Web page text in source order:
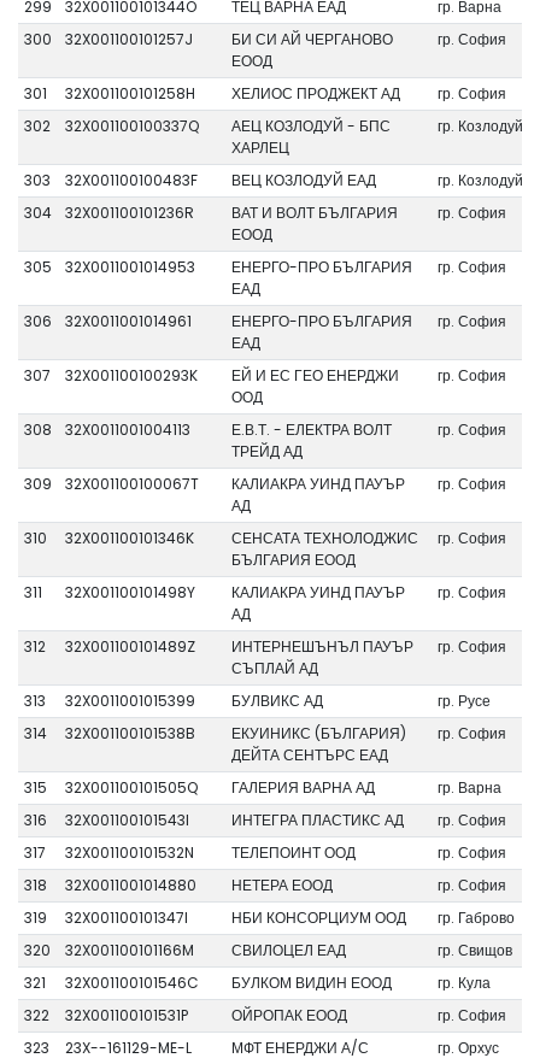
299
32X001100101344O ТЕЦ ВАРНА ЕАД
гр. Варна
300
32X001100101257J
БИ СИ АЙ ЧЕРГАНОВО
ЕООД
гр. София
301 32X001100101258H ХЕЛИОС ПРОДЖЕКТ АД
гр. София
302
32X001100100337Q
АЕЦ КОЗЛОДУЙ - БПС
ХАРЛЕЦ
гр. Козлодуй
303 32X001100100483F ВЕЦ КОЗЛОДУЙ ЕАД
гр. Козлодуй
304
32X001100101236R
ВАТ И ВОЛТ БЪЛГАРИЯ
ЕООД
гр. София
305 32X0011001014953
ЕНЕРГО-ПРО БЪЛГАРИЯ
ЕАД
гр. София
306 32X0011001014961
ЕНЕРГО-ПРО БЪЛГАРИЯ
ЕАД
гр. София
307 32X001100100293K
ЕЙ И ЕС ГЕО ЕНЕРДЖИ
ООД
гр. София
308 32X0011001004113
Е.В.Т. - ЕЛЕКТРА ВОЛТ
ТРЕЙД АД
гр. София
309 32X001100100067T
КАЛИАКРА УИНД ПАУЪР
АД
гр. София
310 32X001100101346K
СЕНСАТА ТЕХНОЛОДЖИС
БЪЛГАРИЯ ЕООД
гр. София
311 32X001100101498Y
КАЛИАКРА УИНД ПАУЪР
АД
гр. София
312 32X001100101489Z
ИНТЕРНЕШЪНЪЛ ПАУЪР
СЪПЛАЙ АД
гр. София
313 32X0011001015399 БУЛВИКС АД
гр. Русе
314
32X001100101538B
ЕКУИНИКС (БЪЛГАРИЯ)
ДЕЙТА СЕНТЪРС ЕАД
гр. София
315 32X001100101505Q ГАЛЕРИЯ ВАРНА АД
гр. Варна
316
32X001100101543I ИНТЕГРА ПЛАСТИКС АД
гр. София
317
32X001100101532N ТЕЛЕПОИНТ ООД
гр. София
318
32X0011001014880 НЕТЕРА ЕООД
гр. София
319
32X001100101347I НБИ КОНСОРЦИУМ ООД
гр. Габрово
320
32X001100101166M СВИЛОЦЕЛ ЕАД
гр. Свищов
321
32X001100101546C БУЛКОМ ВИДИН ЕООД
гр. Кула
322
32X001100101531P ОЙРОПАК ЕООД
гр. София
323
23X--161129-ME-L МФТ ЕНЕРДЖИ А/С
гр. Орхус